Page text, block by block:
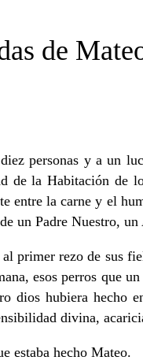
de
personas y a un
de la Habitación de
entre la carne y el
un Padre Nuestro,
primer rezo de sus
esos perros que
dios hubiera hecho
divina,
estaba hecho Mateo.